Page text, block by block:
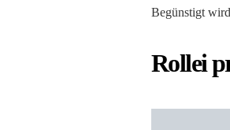
Begünstigt
Rollei